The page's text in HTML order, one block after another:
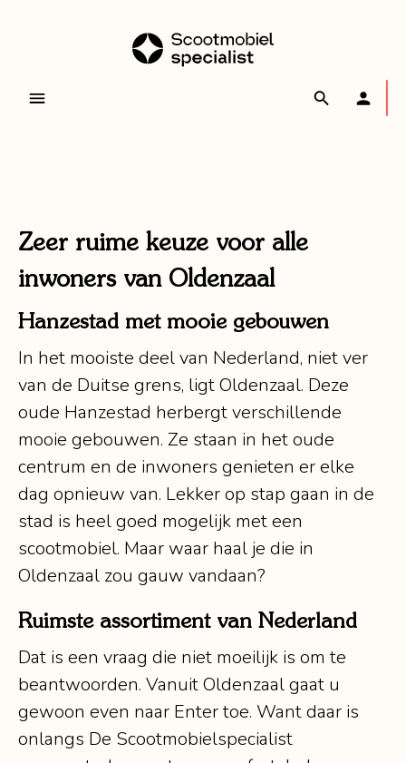
Zeer ruime keuze voor alle
inwoners van Oldenzaal
Hanzestad met mooie gebouwen
In het mooiste deel van Nederland, niet ver
van de Duitse grens, ligt Oldenzaal. Deze
oude Hanzestad herbergt verschillende
mooie gebouwen. Ze staan in het oude
centrum en de inwoners genieten er elke
dag opnieuw van. Lekker op stap gaan in de
stad is heel goed mogelijk met een
scootmobiel. Maar waar haal je die in
Oldenzaal zou gauw vandaan?
Ruimste assortiment van Nederland
Dat is een vraag die niet moeilijk is om te
beantwoorden. Vanuit Oldenzaal gaat u
gewoon even naar Enter toe. Want daar is
onlangs De Scootmobielspecialist